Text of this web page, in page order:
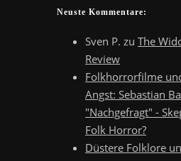
Neuste Kommentare:
Sven P. zu The
Review
Folkhorrorfilme
Angst: Sebastian
"Nachgefragt" -
Folk Horror?
Düstere Folklore